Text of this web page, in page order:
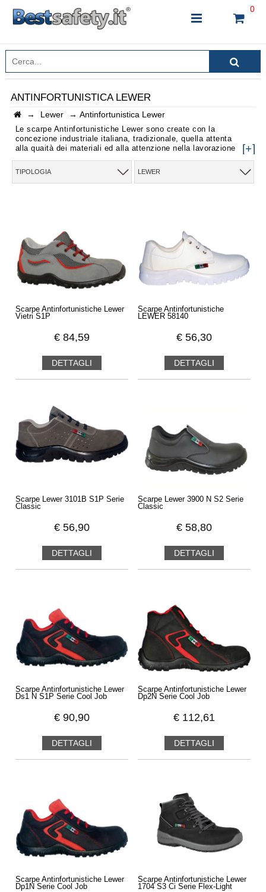
0
INSERISCI IL NOME DEL PRODOTTO CHE STAI
CERCANDO
CHIUDI RICERCA
ANTINFORTUNISTICA LEWER
→ Lewer → Antinfortunistica Lewer
Le scarpe Antinfortunistiche Lewer sono create con la
concezione industriale italiana, tradizionale, quella attenta
alla quaità dei materiali ed alla attenzione nella lavorazione
marchio che produce scarpe antinfortunistiche in Italia, con
la conseguente garanzia di qualità.
[+]
TIPOLOGIA LEWER
Scarpe Antinfortunistiche Lewer
Vietri S1P
€ 84,59
DETTAGLI
Scarpe Antinfortunistiche
LEWER 58140
€ 56,30
DETTAGLI
Scarpe Lewer 3101B S1P Serie
Classic
€ 56,90
DETTAGLI
Scarpe Lewer 3900 N S2 Serie
Classic
€ 58,80
DETTAGLI
Scarpe Antinfortunistiche Lewer
Ds1 N S1P Serie Cool Job
€ 90,90
DETTAGLI
Scarpe Antinfortunistiche Lewer
Dp2N Serie Cool Job
€ 112,61
DETTAGLI
Scarpe Antinfortunistiche Lewer
Dp1N Serie Cool Job
Scarpe Antinfortunistiche Lewer
1704 S3 Ci Serie Flex-Light